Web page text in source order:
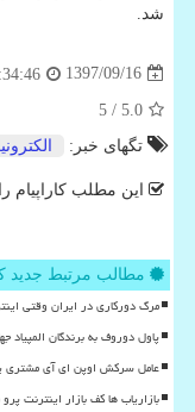
شد.
1397/09/16
5.0
/ 5
تگهای خبر:
این مطلب کاراپیام
مطالب مرتبط جدید
مرگ دورکاری در ایران وقتی
پاول دوروف به برندگان
عامل سرکش اوپن ای آی مشتری
بازاریاب ها کف بازار اینترنت